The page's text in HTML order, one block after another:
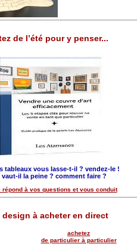
de l’été pour y penser...
tableaux vous lasse-t-il ? vendez-le !
vaut-il la peine ? comment faire ?
répond à vos questions et vous conduit
design à acheter en direct
achetez
de particulier à particulier